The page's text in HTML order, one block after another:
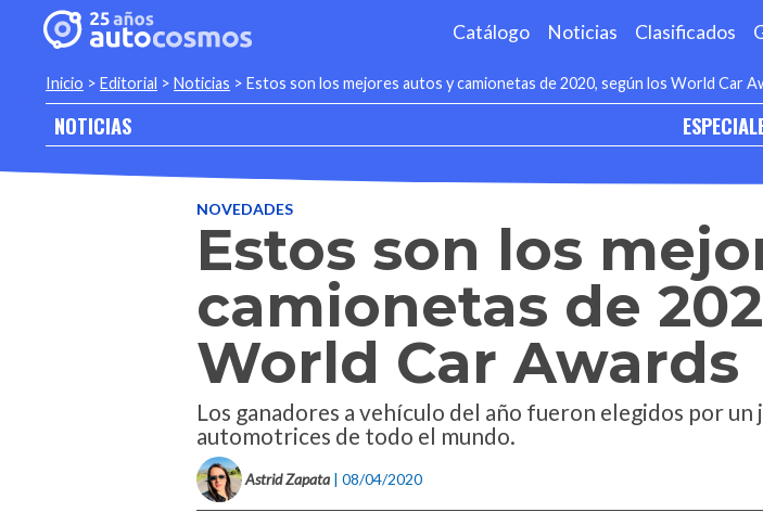
Catálogo Noticias Clasificados
Inicio > Editorial > Noticias > Estos son los mejores autos y camionetas de 2020, según los World Car
NOTICIAS
NOVEDADES
Estos son los
camionetas de
World Car Awards
Los ganadores a vehículo del año fueron elegidos por
automotrices de todo el mundo.
Astrid Zapata | 08/04/2020